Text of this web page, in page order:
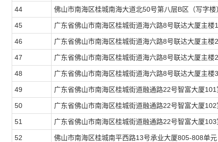
44 佛山市南海区桂城南海大道北50号第八层B区（写字楼
45 广东省佛山市南海区桂城街道海六路8号联达大厦主楼
46 广东省佛山市南海区桂城街道海六路8号联达大厦主楼
47 广东省佛山市南海区桂城街道海六路8号联达大厦主
48 广东省佛山市南海区桂城街道海六路8号联达大厦主楼
49 广东省佛山市南海区桂城街道融通路22号智富大厦101
50 广东省佛山市南海区桂城街道融通路22号智富大厦102
51 广东省佛山市南海区桂城街道融通路22号智富大厦103
52 佛山市南海区桂城南平西路13号承业大厦805-808单元